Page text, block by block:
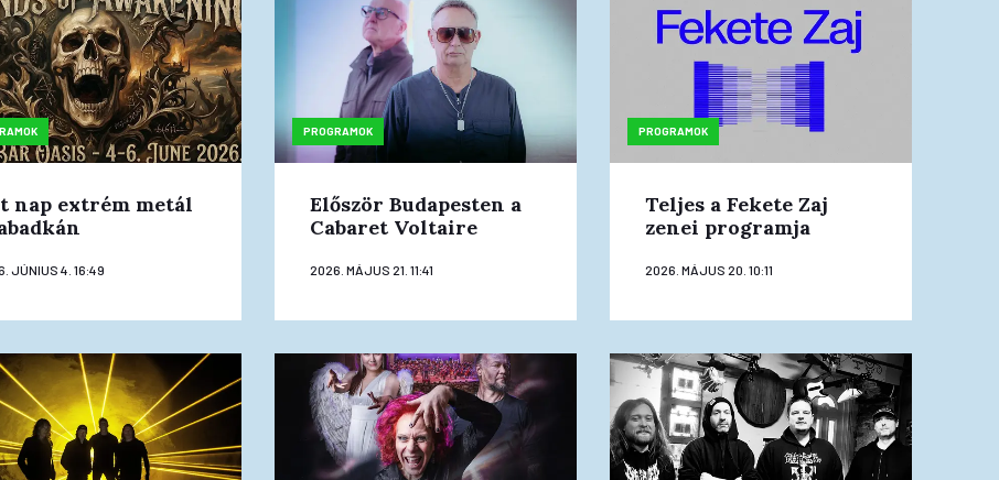
nap extrém metál
JÚNIUS 4. 16:49
PROGRAMOK
Először Budapesten a
Cabaret Voltaire
2026. MÁJUS 21. 11:41
PROGRAMOK
Teljes a Fekete Zaj
zenei programja
2026. MÁJUS 20. 10:11